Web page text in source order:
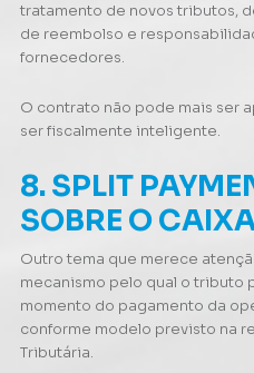
tratamento de novos tributos,
de reembolso e
fornecedores.
O contrato não pode mais ser
ser fiscalmente inteligente.
8. SPLIT
SOBRE O
Outro tema que merece
mecanismo pelo qual o tributo
momento do pagamento da
conforme modelo previsto na
Tributária.